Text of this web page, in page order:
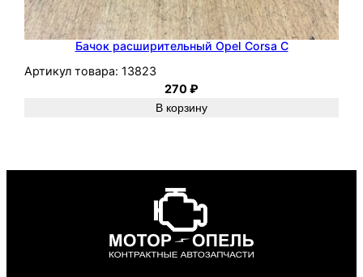
Бачок расширительный Opel Corsa C
Артикул товара: 13823
270₽
В корзину